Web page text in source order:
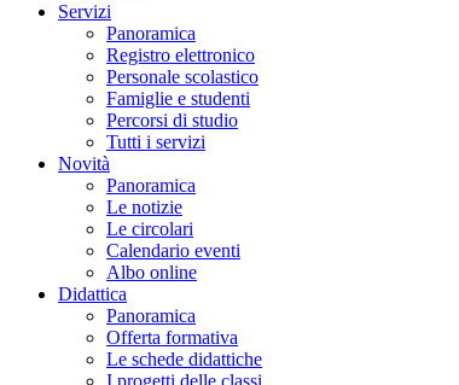
Servizi
Panoramica
Registro elettronico
Personale scolastico
Famiglie e studenti
Percorsi di studio
Tutti i servizi
Novità
Panoramica
Le notizie
Le circolari
Calendario eventi
Albo online
Didattica
Panoramica
Offerta formativa
Le schede didattiche
I progetti delle classi